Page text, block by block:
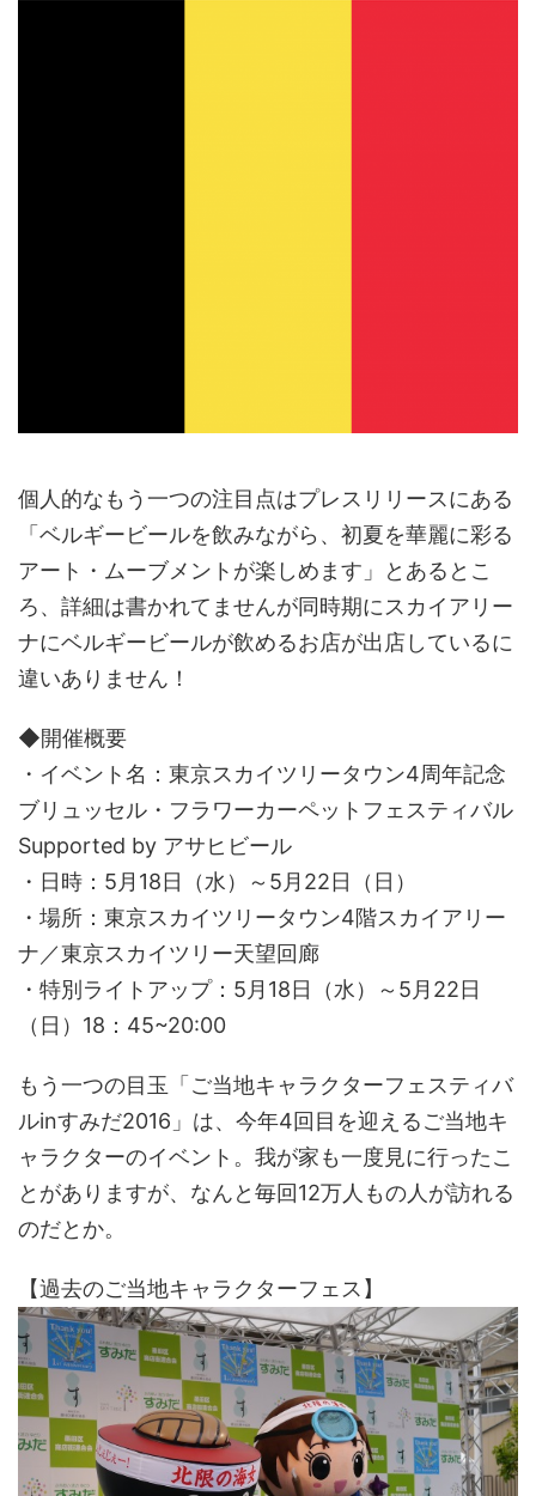
個人的なもう一つの注目点はプレスリリースにある
「ベルギービールを飲みながら、初夏を華麗に彩る
アート・ムーブメントが楽しめます」とあるとこ
ろ、詳細は書かれてませんが同時期にスカイアリー
ナにベルギービールが飲めるお店が出店しているに
違いありません！
◆開催概要
・イベント名：東京スカイツリータウン4周年記念
ブリュッセル・フラワーカーペットフェスティバル
Supported by アサヒビール
・日時：5月18日（水）～5月22日（日）
・場所：東京スカイツリータウン4階スカイアリー
ナ／東京スカイツリー天望回廊
・特別ライトアップ：5月18日（水）～5月22日
（日）18：45~20:00
もう一つの目玉「ご当地キャラクターフェスティバ
ルinすみだ2016」は、今年4回目を迎えるご当地キ
ャラクターのイベント。我が家も一度見に行ったこ
とがありますが、なんと毎回12万人もの人が訪れる
のだとか。
【過去のご当地キャラクターフェス】